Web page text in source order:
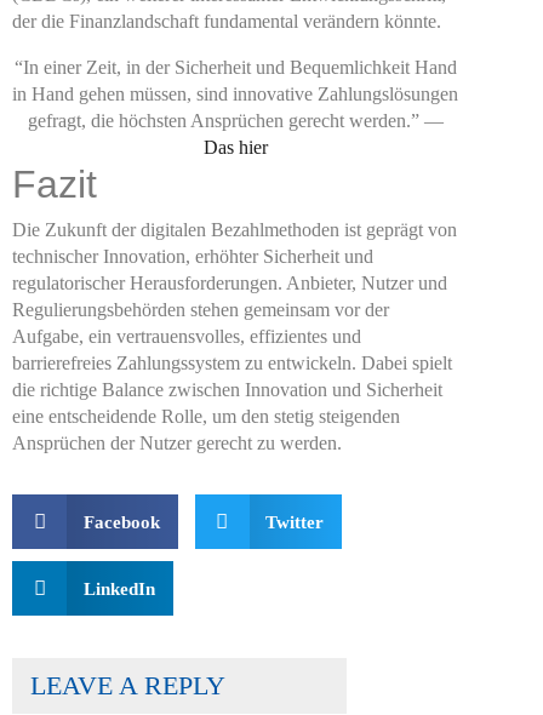
der die Finanzlandschaft fundamental verändern könnte.
“In einer Zeit, in der Sicherheit und Bequemlichkeit Hand
in Hand gehen müssen, sind innovative Zahlungslösungen
gefragt, die höchsten Ansprüchen gerecht werden.” —
Das hier
Fazit
Die Zukunft der digitalen Bezahlmethoden ist geprägt von
technischer Innovation, erhöhter Sicherheit und
regulatorischer Herausforderungen. Anbieter, Nutzer und
Regulierungsbehörden stehen gemeinsam vor der
Aufgabe, ein vertrauensvolles, effizientes und
barrierefreies Zahlungssystem zu entwickeln. Dabei spielt
die richtige Balance zwischen Innovation und Sicherheit
eine entscheidende Rolle, um den stetig steigenden
Ansprüchen der Nutzer gerecht zu werden.
Facebook Twitter
LinkedIn
LEAVE A REPLY